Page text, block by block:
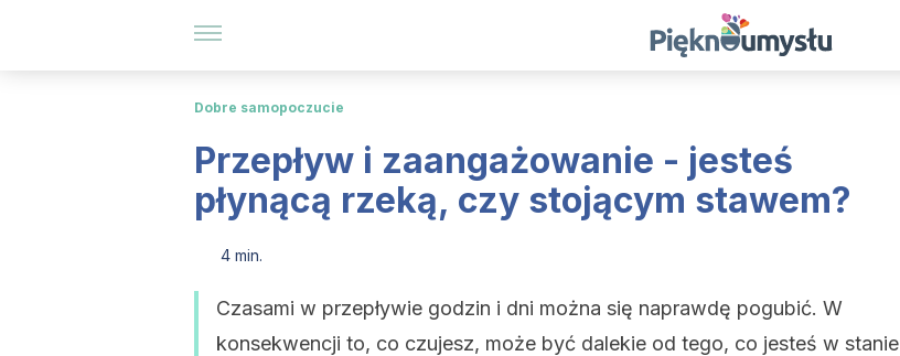
Dobre samopoczucie
Przepływ i zaangażowanie - jesteś
płynącą rzeką, czy stojącym stawem?
4 min.
Czasami w przepływie godzin i dni można się naprawdę pogubić. W
konsekwencji to, co czujesz, może być dalekie od tego, co jesteś w stanie